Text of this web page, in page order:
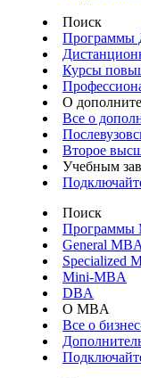
Поиск
Курсы
О
Все о
Второе
Учебным
Поиск
General MBA
Specialized
Mini-MBA
DBA
О MBA
Все о